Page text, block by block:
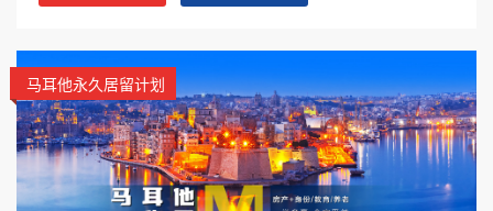
马耳他永久居留计划